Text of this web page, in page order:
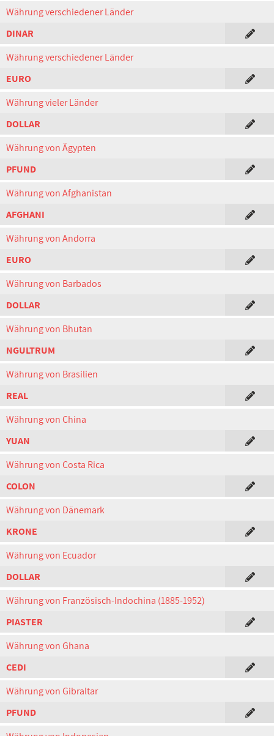
Währung verschiedener Länder
DINAR
Währung verschiedener Länder
EURO
Währung vieler Länder
DOLLAR
Währung von Ägypten
PFUND
Währung von Afghanistan
AFGHANI
Währung von Andorra
EURO
Währung von Barbados
DOLLAR
Währung von Bhutan
NGULTRUM
Währung von Brasilien
REAL
Währung von China
YUAN
Währung von Costa Rica
COLON
Währung von Dänemark
KRONE
Währung von Ecuador
DOLLAR
Währung von Französisch-Indochina (1885-1952)
PIASTER
Währung von Ghana
CEDI
Währung von Gibraltar
PFUND